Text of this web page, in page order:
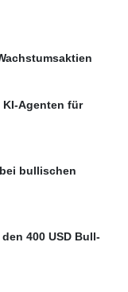
KI-Agenten für
bullischen
400 USD Bull-